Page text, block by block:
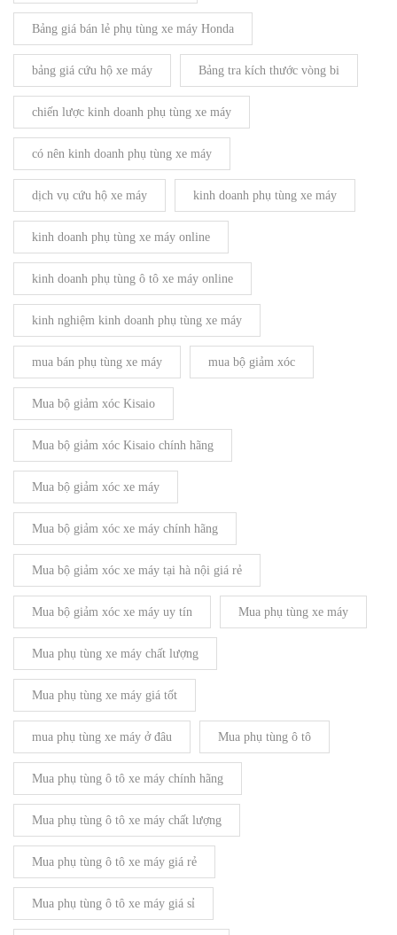
Bảng giá bán lẻ phụ tùng xe máy Honda
bảng giá cứu hộ xe máy Bảng tra kích thước vòng bi
chiến lược kinh doanh phụ tùng xe máy
có nên kinh doanh phụ tùng xe máy
dịch vụ cứu hộ xe máy kinh doanh phụ tùng xe máy
kinh doanh phụ tùng xe máy online
kinh doanh phụ tùng ô tô xe máy online
kinh nghiệm kinh doanh phụ tùng xe máy
mua bán phụ tùng xe máy mua bộ giảm xóc
Mua bộ giảm xóc Kisaio
Mua bộ giảm xóc Kisaio chính hãng
Mua bộ giảm xóc xe máy
Mua bộ giảm xóc xe máy chính hãng
Mua bộ giảm xóc xe máy tại hà nội giá rẻ
Mua bộ giảm xóc xe máy uy tín Mua phụ tùng xe máy
Mua phụ tùng xe máy chất lượng
Mua phụ tùng xe máy giá tốt
mua phụ tùng xe máy ở đâu Mua phụ tùng ô tô
Mua phụ tùng ô tô xe máy chính hãng
Mua phụ tùng ô tô xe máy chất lượng
Mua phụ tùng ô tô xe máy giá rẻ
Mua phụ tùng ô tô xe máy giá sỉ